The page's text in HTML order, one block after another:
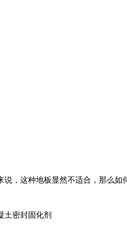
，这种地板显然不适合，那么如